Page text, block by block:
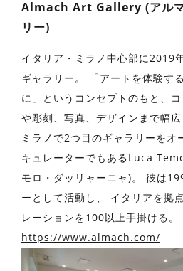
Almach Art Gallery (アルマ
リー)
イタリア・ミラノ中心部に2019
ギャラリー。 「アートを体験す
に」というコンセプトのもと、
や彫刻、写真、デザインまで幅
ミラノで2つ目のギャラリーをオ
キュレーターでもあるLuca
モロ・ダッリャーニャ)。 彼は
ーとして活動し、 イタリアを拠
レーションを100以上手掛ける。
https://www.almach.com/